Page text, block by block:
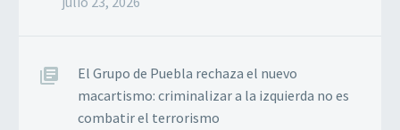
El Grupo de Puebla rechaza el nuevo
macartismo: criminalizar a la izquierda no es
combatir el terrorismo